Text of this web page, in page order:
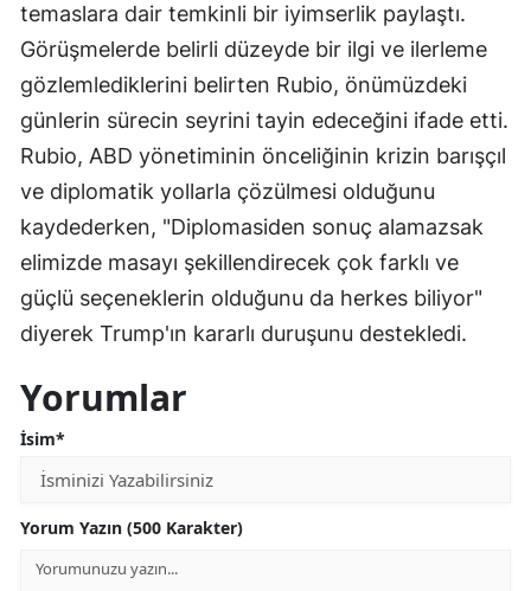
temaslara dair temkinli bir iyimserlik paylaştı.
Görüşmelerde belirli düzeyde bir ilgi ve ilerleme
gözlemlediklerini belirten Rubio, önümüzdeki
günlerin sürecin seyrini tayin edeceğini ifade etti.
Rubio, ABD yönetiminin önceliğinin krizin barışçıl
ve diplomatik yollarla çözülmesi olduğunu
kaydederken, "Diplomasiden sonuç alamazsak
elimizde masayı şekillendirecek çok farklı ve
güçlü seçeneklerin olduğunu da herkes biliyor"
diyerek Trump'ın kararlı duruşunu destekledi.
Yorumlar
İsim*
Yorum Yazın (500 Karakter)